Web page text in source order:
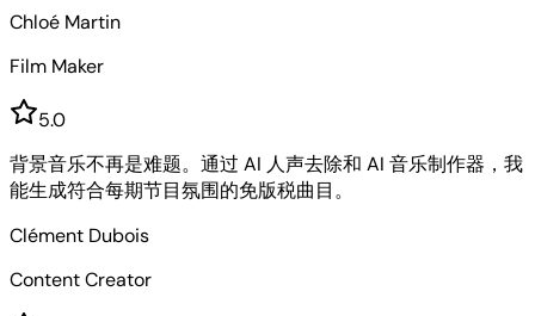
Chloé Martin
Film Maker
5.0
背景音乐不再是难题。通过 AI 人声去除和 AI 音乐制作器，我
能生成符合每期节目氛围的免版税曲目。
Clément Dubois
Content Creator